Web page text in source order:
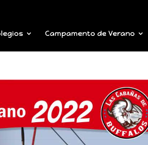
Campamento de Verano